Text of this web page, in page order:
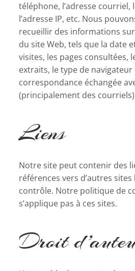
téléphone, l’adresse courriel,
l’adresse IP, etc. Nous
recueillir des informations
du site Web, tels que la date
visites, les pages consultées,
extraits, le type de
correspondance échangée
(principalement des
Liens
Notre site peut contenir des
références vers d’autres
contrôle. Notre politique de
s’applique pas à ces sites.
Droit